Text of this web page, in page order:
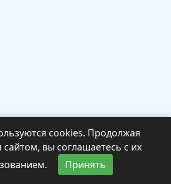
cookies. Продолжая
сайтом, вы соглашаетесь с их
Принять